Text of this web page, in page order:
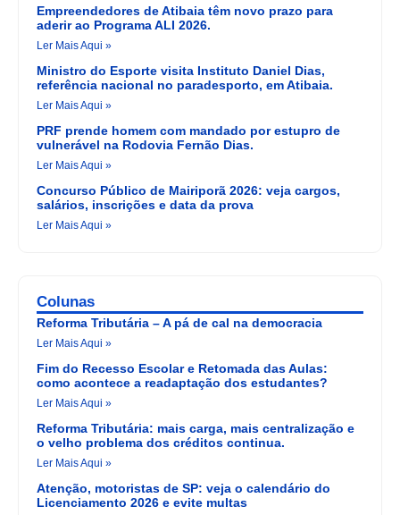
Empreendedores de Atibaia têm novo prazo para
aderir ao Programa ALI 2026.
Ler Mais Aqui »
Ministro do Esporte visita Instituto Daniel Dias,
referência nacional no paradesporto, em Atibaia.
Ler Mais Aqui »
PRF prende homem com mandado por estupro de
vulnerável na Rodovia Fernão Dias.
Ler Mais Aqui »
Concurso Público de Mairiporã 2026: veja cargos,
salários, inscrições e data da prova
Ler Mais Aqui »
Colunas
Reforma Tributária – A pá de cal na democracia
Ler Mais Aqui »
Fim do Recesso Escolar e Retomada das Aulas:
como acontece a readaptação dos estudantes?
Ler Mais Aqui »
Reforma Tributária: mais carga, mais centralização e
o velho problema dos créditos continua.
Ler Mais Aqui »
Atenção, motoristas de SP: veja o calendário do
Licenciamento 2026 e evite multas